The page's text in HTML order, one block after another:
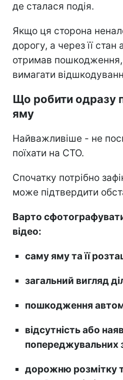
де сталася подія.
Якщо ця сторона
дорогу, а через її стан
отримав
вимагати
Що робити одразу
яму
Найважливіше - не
поїхати на СТО.
Спочатку потрібно
може підтвердити
Варто
відео:
саму яму та її
загальний вигляд
пошкодження
відсутність або
попереджувальних
дорожню розмітку